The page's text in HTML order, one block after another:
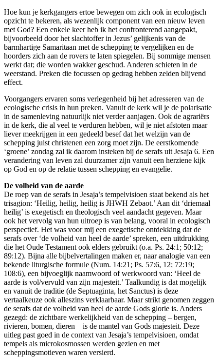
Hoe kun je kerkgangers ertoe bewegen om zich ook in ecologisch
opzicht te bekeren, als wezenlijk component van een nieuw leven
met God? Een enkele keer heb ik het confronterend aangepakt,
bijvoorbeeld door het slachtoffer in Jezus’ gelijkenis van de
barmhartige Samaritaan met de schepping te vergelijken en de
hoorders zich aan de rovers te laten spiegelen. Bij sommige mensen
werkt dat; die worden wakker geschud. Anderen schieten in de
weerstand. Preken die focussen op gedrag hebben zelden blijvend
effect.
Voorgangers ervaren soms verlegenheid bij het adresseren van de
ecologische crisis in hun preken. Vanuit de kerk wil je de polarisatie
in de samenleving natuurlijk niet verder aanjagen. Ook de agrariërs
in de kerk, die al veel te verduren hebben, wil je niet afstoten maar
liever meekrijgen in een gedeeld besef dat het welzijn van de
schepping juist christenen een zorg moet zijn. De eerstkomende
‘groene’ zondag zal ik daarom insteken bij de serafs uit Jesaja 6. Een
verandering van leven zal duurzamer zijn vanuit een herziene kijk
op God en op de relatie tussen schepping en evangelie.
De volheid van de aarde
De roep van de serafs in Jesaja’s tempelvisioen staat bekend als het
trisagion: ‘Heilig, heilig, heilig is JHWH Zebaot.’ Aan dit ‘driemaal
heilig’ is exegetisch en theologisch veel aandacht gegeven. Maar
ook het vervolg van hun uitroep is van belang, vooral in ecologisch
perspectief. Het was voor mij een exegetische ontdekking dat de
serafs over ‘de volheid van heel de aarde’ spreken, een uitdrukking
die het Oude Testament ook elders gebruikt (o.a. Ps. 24:1; 50:12;
89:12). Bijna alle bijbelvertalingen maken er, naar analogie van een
bekende liturgische formule (Num. 14:21; Ps. 57:6, 12; 72:19;
108:6), een bijvoeglijk naamwoord of werkwoord van: ‘Heel de
aarde is vol/vervuld van zijn majesteit.’ Taalkundig is dat mogelijk
en vanuit de traditie (de Septuaginta, het Sanctus) is deze
vertaalkeuze ook alleszins verklaarbaar. Maar strikt genomen zeggen
de serafs dat de volheid van heel de aarde Gods glorie is. Anders
gezegd: de zichtbare werkelijkheid van de schepping – bergen,
rivieren, bomen, dieren – is de mantel van Gods majesteit. Deze
uitleg past goed in de context van Jesaja’s tempelvisioen, omdat
tempels als microkosmossen werden gezien en met
scheppingsmotieven waren versierd.